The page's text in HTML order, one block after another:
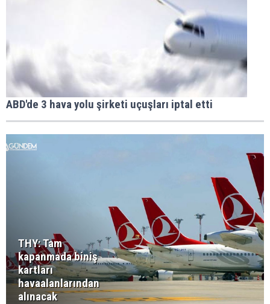
ABD'de 3 hava yolu şirketi uçuşları iptal etti
THY: Tam
kapanmada biniş
kartları
havaalanlarından
alınacak